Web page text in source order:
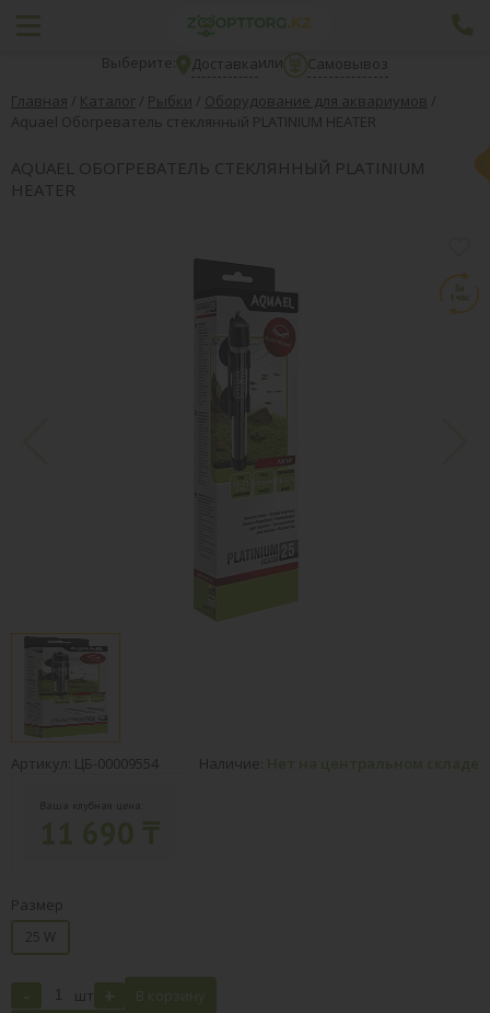
Выберите: Доставкаили
Самовывоз
Главная / Каталог / Рыбки / Оборудование для аквариумов /
Aquael Обогреватель стеклянный PLATINIUM HEATER
AQUAEL ОБОГРЕВАТЕЛЬ СТЕКЛЯННЫЙ PLATINIUM
HEATER
Артикул: ЦБ-00009554 Наличие: Нет на центральном складе
Ваша клубная цена:
Размер
25 W
- шт + В корзину